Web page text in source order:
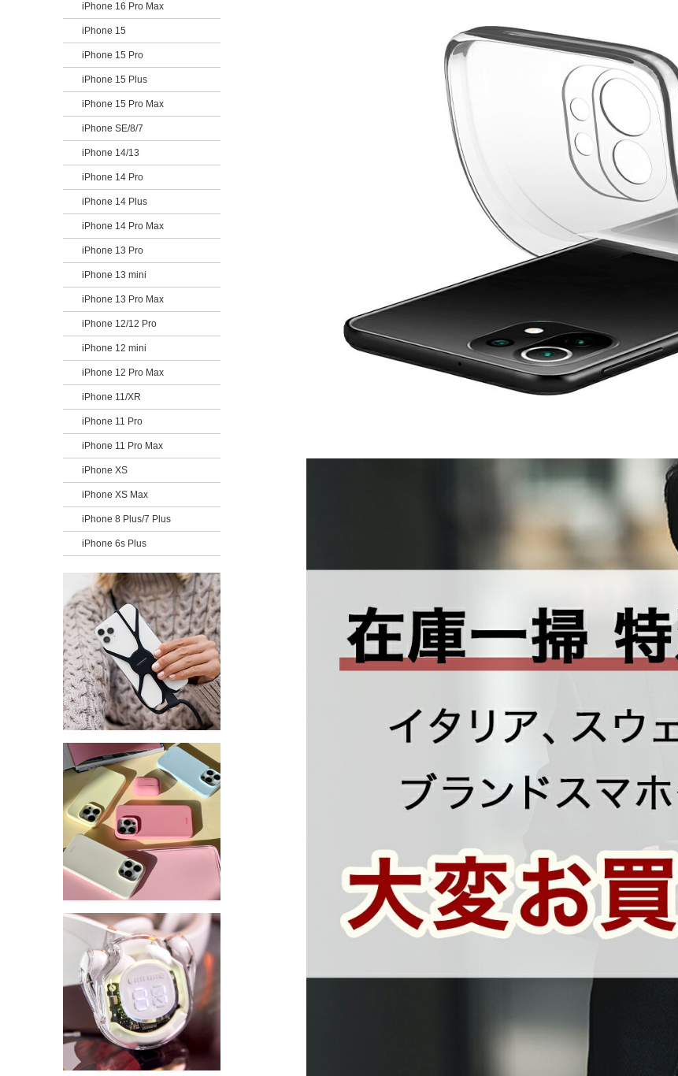
iPhone 16 Pro Max
iPhone 15
iPhone 15 Pro
iPhone 15 Plus
iPhone 15 Pro Max
iPhone SE/8/7
iPhone 14/13
iPhone 14 Pro
iPhone 14 Plus
iPhone 14 Pro Max
iPhone 13 Pro
iPhone 13 mini
iPhone 13 Pro Max
iPhone 12/12 Pro
iPhone 12 mini
iPhone 12 Pro Max
iPhone 11/XR
iPhone 11 Pro
iPhone 11 Pro Max
iPhone XS
iPhone XS Max
iPhone 8 Plus/7 Plus
iPhone 6s Plus